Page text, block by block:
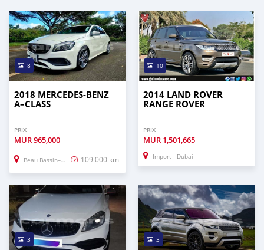
8
2018 MERCEDES-BENZ
A–CLASS
PRIX
MUR965,000
Beau Bassin–Rose Hill 109 000 km
10
2014 LAND ROVER
RANGE ROVER
PRIX
MUR 1,501,665
Import - Dubai
3 3